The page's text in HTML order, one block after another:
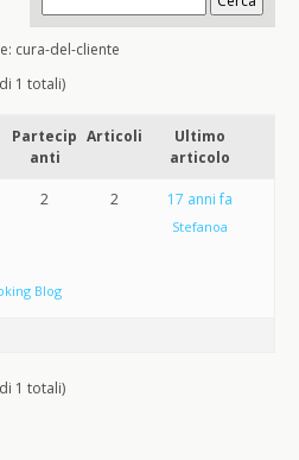
cura-del-cliente
1 totali)
Partecip
anti
Articoli
Ultimo
articolo
Blog
2 2 17 anni fa
Stefanoa
1 totali)